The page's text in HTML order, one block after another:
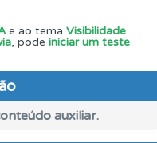
e ao tema Visibilidade
, pode iniciar um teste
auxiliar.